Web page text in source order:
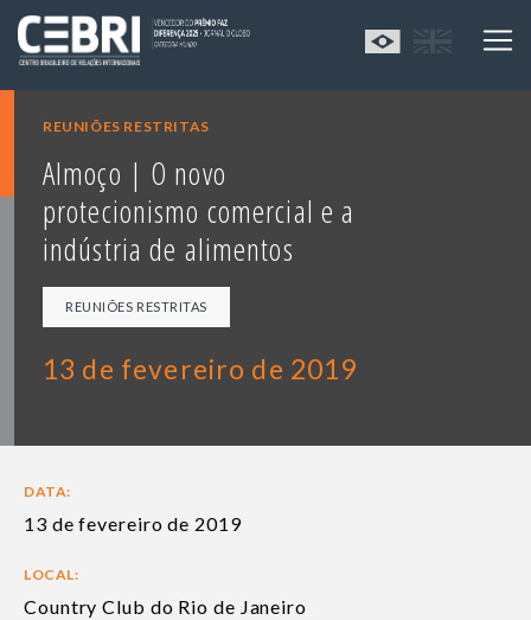
REUNIÕES RESTRITAS
Almoço | O novo
protecionismo comercial e a
indústria de alimentos
REUNIÕES RESTRITAS
13 de fevereiro de 2019
DATA:
13 de fevereiro de 2019
LOCAL:
Country Club do Rio de Janeiro